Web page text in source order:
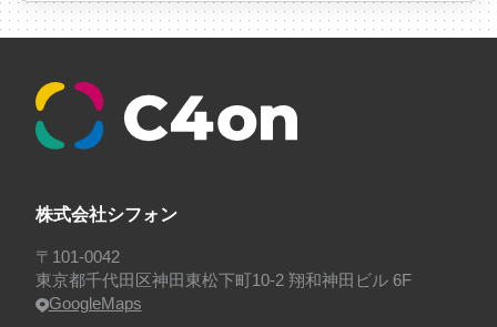
#採用
#採用向け #新卒 #新卒採用
#歓迎会
ュー
#福利厚生
プロジェクト・サービス
#行事
株式会社シフォン
〒101-0042
東京都千代田区神田東松下町10-2 翔和神田ビル 6F
GoogleMaps